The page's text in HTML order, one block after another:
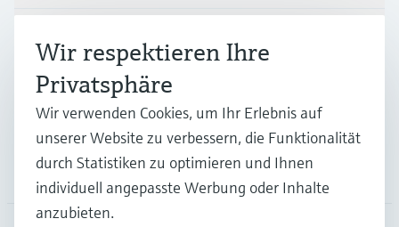
Branchen
Support
Unternehmen
Wir respektieren Ihre
Privatsphäre
Wir verwenden Cookies, um Ihr Erlebnis auf
unserer Website zu verbessern, die Funktionalität
durch Statistiken zu optimieren und Ihnen
individuell angepasste Werbung oder Inhalte
anzubieten.